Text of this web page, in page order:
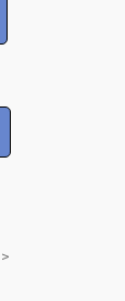
>